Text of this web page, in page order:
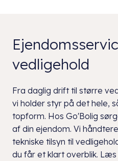
vedligehold
Fra daglig drift til større
vi holder styr på det hele,
topform. Hos Go'Bolig
af din ejendom. Vi
tekniske tilsyn til
du får et klart overblik.